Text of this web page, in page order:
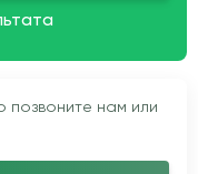
позвоните нам или